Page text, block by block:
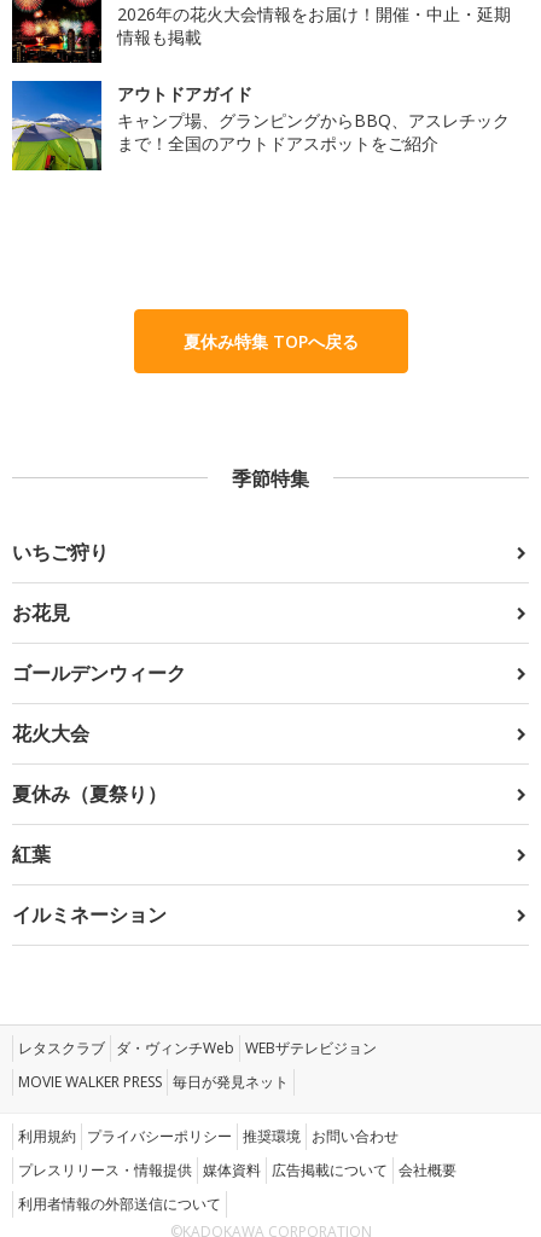
2026年の花火大会情報をお届け！開催・中止・延期
情報も掲載
アウトドアガイド
キャンプ場、グランピングからBBQ、アスレチック
まで！全国のアウトドアスポットをご紹介
夏休み特集 TOPへ戻る
季節特集
いちご狩り
お花見
ゴールデンウィーク
花火大会
夏休み（夏祭り）
紅葉
イルミネーション
レタスクラブ ダ・ヴィンチWeb WEBザテレビジョン
MOVIE WALKER PRESS 毎日が発見ネット
利用規約 プライバシーポリシー 推奨環境 お問い合わせ
プレスリリース・情報提供 媒体資料 広告掲載について 会社概要
利用者情報の外部送信について
©KADOKAWA CORPORATION